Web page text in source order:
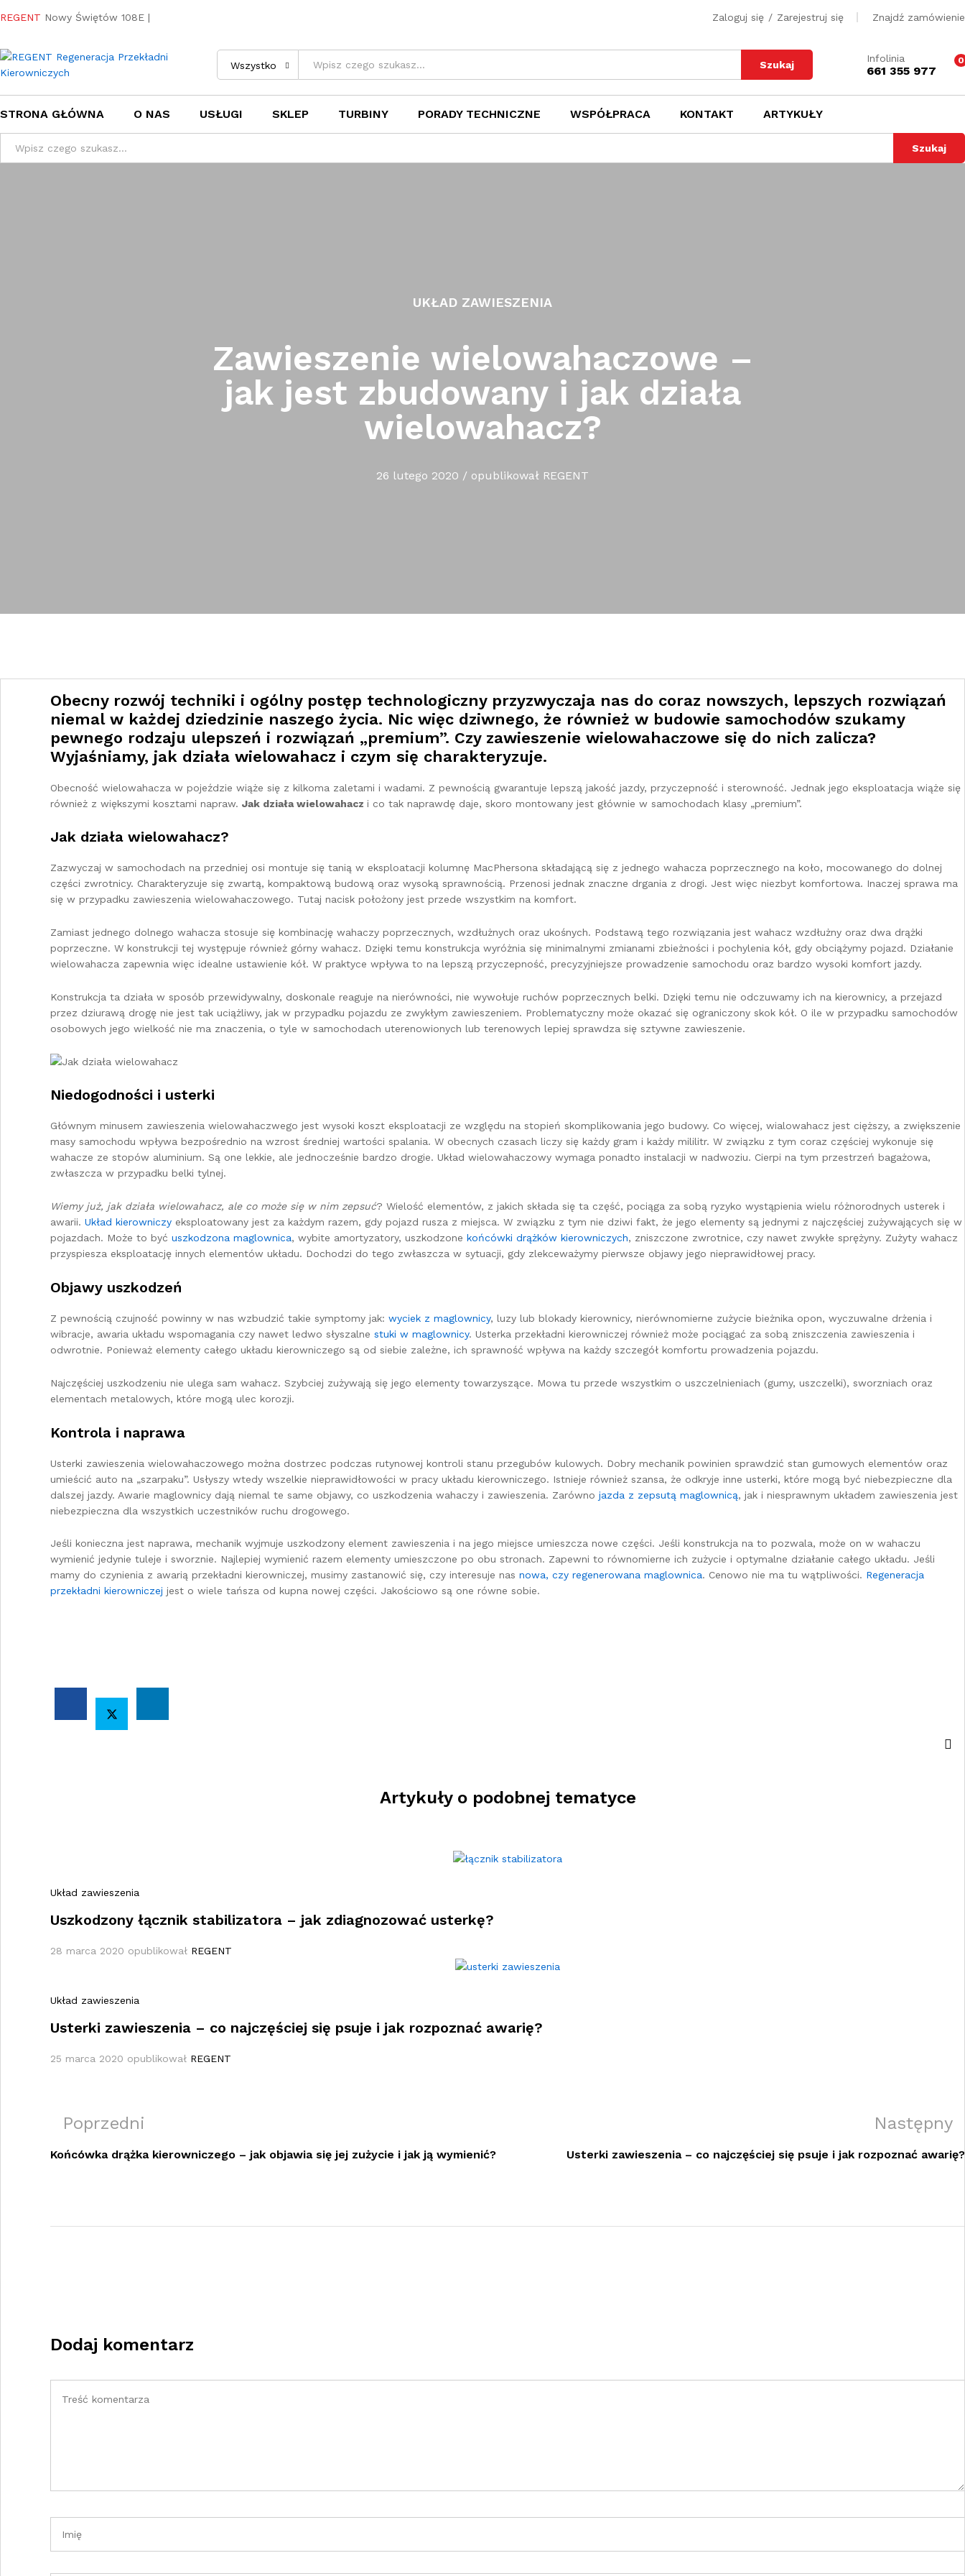
REGENT Nowy Świętów 108E | Zaloguj się / Zarejestruj się Znajdź zamówienie
Wszystko Szukaj
Infolinia
661 355 977
0
STRONA GŁÓWNA O NAS USŁUGI SKLEP TURBINY PORADY TECHNICZNE WSPÓŁPRACA KONTAKT ARTYKUŁY
Wszystko Szukaj
UKŁAD ZAWIESZENIA
Zawieszenie wielowahaczowe –
jak jest zbudowany i jak działa
wielowahacz?
26 lutego 2020 / opublikował REGENT
Obecny rozwój techniki i ogólny postęp technologiczny przyzwyczaja nas do coraz nowszych, lepszych rozwiązań
niemal w każdej dziedzinie naszego życia. Nic więc dziwnego, że również w budowie samochodów szukamy
pewnego rodzaju ulepszeń i rozwiązań „premium”. Czy zawieszenie wielowahaczowe się do nich zalicza?
Wyjaśniamy, jak działa wielowahacz i czym się charakteryzuje.
Obecność wielowahacza w pojeździe wiąże się z kilkoma zaletami i wadami. Z pewnością gwarantuje lepszą jakość jazdy, przyczepność i sterowność. Jednak jego eksploatacja wiąże się
również z większymi kosztami napraw. Jak działa wielowahacz i co tak naprawdę daje, skoro montowany jest głównie w samochodach klasy „premium”.
Jak działa wielowahacz?
Zazwyczaj w samochodach na przedniej osi montuje się tanią w eksploatacji kolumnę MacPhersona składającą się z jednego wahacza poprzecznego na koło, mocowanego do dolnej
części zwrotnicy. Charakteryzuje się zwartą, kompaktową budową oraz wysoką sprawnością. Przenosi jednak znaczne drgania z drogi. Jest więc niezbyt komfortowa. Inaczej sprawa ma
się w przypadku zawieszenia wielowahaczowego. Tutaj nacisk położony jest przede wszystkim na komfort.
Zamiast jednego dolnego wahacza stosuje się kombinację wahaczy poprzecznych, wzdłużnych oraz ukośnych. Podstawą tego rozwiązania jest wahacz wzdłużny oraz dwa drążki
poprzeczne. W konstrukcji tej występuje również górny wahacz. Dzięki temu konstrukcja wyróżnia się minimalnymi zmianami zbieżności i pochylenia kół, gdy obciążymy pojazd. Działanie
wielowahacza zapewnia więc idealne ustawienie kół. W praktyce wpływa to na lepszą przyczepność, precyzyjniejsze prowadzenie samochodu oraz bardzo wysoki komfort jazdy.
Konstrukcja ta działa w sposób przewidywalny, doskonale reaguje na nierówności, nie wywołuje ruchów poprzecznych belki. Dzięki temu nie odczuwamy ich na kierownicy, a przejazd
przez dziurawą drogę nie jest tak uciążliwy, jak w przypadku pojazdu ze zwykłym zawieszeniem. Problematyczny może okazać się ograniczony skok kół. O ile w przypadku samochodów
osobowych jego wielkość nie ma znaczenia, o tyle w samochodach uterenowionych lub terenowych lepiej sprawdza się sztywne zawieszenie.
Niedogodności i usterki
Głównym minusem zawieszenia wielowahaczwego jest wysoki koszt eksploatacji ze względu na stopień skomplikowania jego budowy. Co więcej, wialowahacz jest cięższy, a zwiększenie
masy samochodu wpływa bezpośrednio na wzrost średniej wartości spalania. W obecnych czasach liczy się każdy gram i każdy mililitr. W związku z tym coraz częściej wykonuje się
wahacze ze stopów aluminium. Są one lekkie, ale jednocześnie bardzo drogie. Układ wielowahaczowy wymaga ponadto instalacji w nadwoziu. Cierpi na tym przestrzeń bagażowa,
zwłaszcza w przypadku belki tylnej.
Wiemy już, jak działa wielowahacz, ale co może się w nim zepsuć? Wielość elementów, z jakich składa się ta część, pociąga za sobą ryzyko wystąpienia wielu różnorodnych usterek i
awarii. Układ kierowniczy eksploatowany jest za każdym razem, gdy pojazd rusza z miejsca. W związku z tym nie dziwi fakt, że jego elementy są jednymi z najczęściej zużywających się w
pojazdach. Może to być uszkodzona maglownica, wybite amortyzatory, uszkodzone końcówki drążków kierowniczych, zniszczone zwrotnice, czy nawet zwykłe sprężyny. Zużyty wahacz
przyspiesza eksploatację innych elementów układu. Dochodzi do tego zwłaszcza w sytuacji, gdy zlekceważymy pierwsze objawy jego nieprawidłowej pracy.
Objawy uszkodzeń
Z pewnością czujność powinny w nas wzbudzić takie symptomy jak: wyciek z maglownicy, luzy lub blokady kierownicy, nierównomierne zużycie bieżnika opon, wyczuwalne drżenia i
wibracje, awaria układu wspomagania czy nawet ledwo słyszalne stuki w maglownicy. Usterka przekładni kierowniczej również może pociągać za sobą zniszczenia zawieszenia i
odwrotnie. Ponieważ elementy całego układu kierowniczego są od siebie zależne, ich sprawność wpływa na każdy szczegół komfortu prowadzenia pojazdu.
Najczęściej uszkodzeniu nie ulega sam wahacz. Szybciej zużywają się jego elementy towarzyszące. Mowa tu przede wszystkim o uszczelnieniach (gumy, uszczelki), sworzniach oraz
elementach metalowych, które mogą ulec korozji.
Kontrola i naprawa
Usterki zawieszenia wielowahaczowego można dostrzec podczas rutynowej kontroli stanu przegubów kulowych. Dobry mechanik powinien sprawdzić stan gumowych elementów oraz
umieścić auto na „szarpaku”. Usłyszy wtedy wszelkie nieprawidłowości w pracy układu kierowniczego. Istnieje również szansa, że odkryje inne usterki, które mogą być niebezpieczne dla
dalszej jazdy. Awarie maglownicy dają niemal te same objawy, co uszkodzenia wahaczy i zawieszenia. Zarówno jazda z zepsutą maglownicą, jak i niesprawnym układem zawieszenia jest
niebezpieczna dla wszystkich uczestników ruchu drogowego.
Jeśli konieczna jest naprawa, mechanik wyjmuje uszkodzony element zawieszenia i na jego miejsce umieszcza nowe części. Jeśli konstrukcja na to pozwala, może on w wahaczu
wymienić jedynie tuleje i sworznie. Najlepiej wymienić razem elementy umieszczone po obu stronach. Zapewni to równomierne ich zużycie i optymalne działanie całego układu. Jeśli
mamy do czynienia z awarią przekładni kierowniczej, musimy zastanowić się, czy interesuje nas nowa, czy regenerowana maglownica. Cenowo nie ma tu wątpliwości. Regeneracja
przekładni kierowniczej jest o wiele tańsza od kupna nowej części. Jakościowo są one równe sobie.
Artykuły o podobnej tematyce
Układ zawieszenia
Uszkodzony łącznik stabilizatora – jak zdiagnozować usterkę?
28 marca 2020 opublikował REGENT
Układ zawieszenia
Usterki zawieszenia – co najczęściej się psuje i jak rozpoznać awarię?
25 marca 2020 opublikował REGENT
Nawigacja
wpisu
Previous
Post
Poprzedni
Końcówka drążka kierowniczego – jak objawia się jej zużycie i jak ją wymienić?
Next
Post
Następny
Usterki zawieszenia – co najczęściej się psuje i jak rozpoznać awarię?
Dodaj komentarz